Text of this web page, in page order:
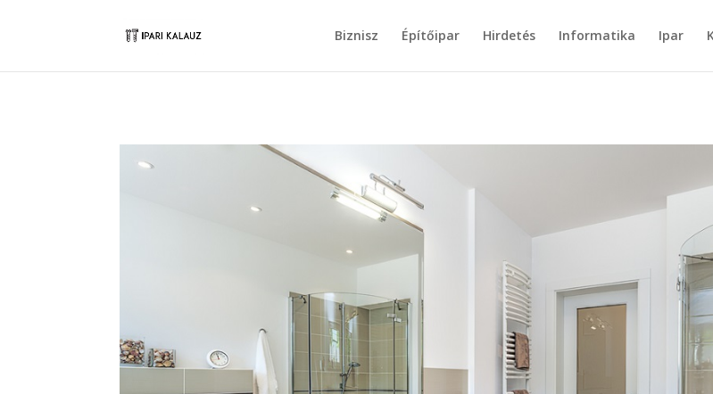
Biznisz Építőipar Hirdetés Informatika Ipar